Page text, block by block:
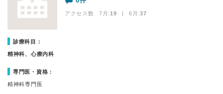
アクセス数 7月:19 | 6月:37
診療科目：
精神科、心療内科
専門医・資格：
精神科専門医